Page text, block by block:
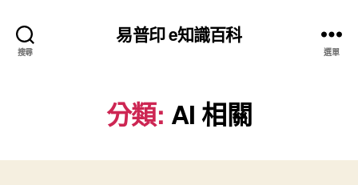
搜尋
易普印 e知識百科
選單
分類: AI 相關